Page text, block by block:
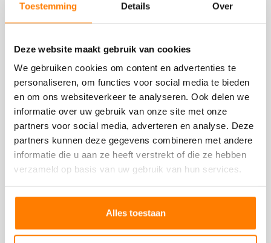
Toestemming Details Over
Deze website maakt gebruik van cookies
We gebruiken cookies om content en advertenties te
personaliseren, om functies voor social media te bieden
en om ons websiteverkeer te analyseren. Ook delen we
informatie over uw gebruik van onze site met onze
partners voor social media, adverteren en analyse. Deze
partners kunnen deze gegevens combineren met andere
informatie die u aan ze heeft verstrekt of die ze hebben
verzameld op basis van uw gebruik van hun services.
Alles toestaan
vanaf€82,00
DOOS 300 STUKS